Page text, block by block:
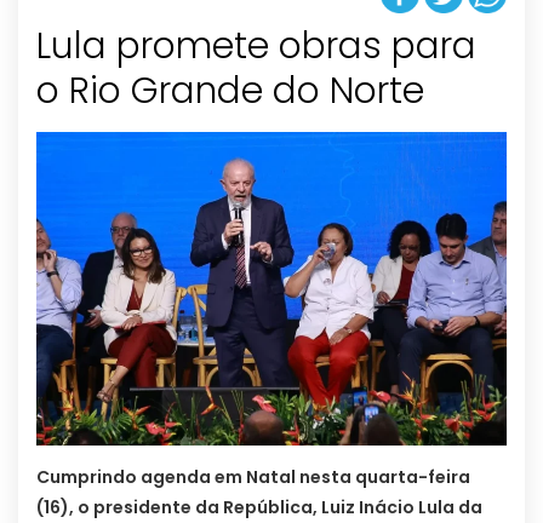
Lula promete obras para
o Rio Grande do Norte
Cumprindo agenda em Natal nesta quarta-feira
(16), o presidente da República, Luiz Inácio Lula da